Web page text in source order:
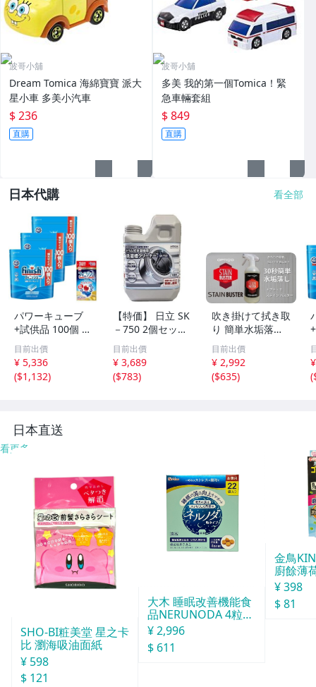
波哥小舖
Dream Tomica 海綿寶寶 派大
星小車 多美小汽車
$ 236
直購
波哥小舖
多美 我的第一個Tomica！緊
急車輛套組
$ 849
直購
日本代購 看全部
パワーキューブ
+試供品 100個 ×3
袋 食洗機洗剤 フ
ィニッシュ タブ
レット パワーキ
ューブ 100個 ×3
目前出價
¥ 5,336
($1,132)
【特価】 日立 SK
－750 2個セット
750ｍｌ 洗濯槽ク
リーナー
目前出價
¥ 3,689
($783)
吹き掛けて拭き取
り 簡単水垢落し
オプティモ ステ
インバスター 500
ml Optimo Stain
Buster
目前出價
¥ 2,992
($635)
(
日本直送
看更多
SHO-BI粧美堂 星之卡
比 瀏海吸油面紙
¥ 598
$ 121
大木 睡眠改善機能食
品NERUNODA 4粒22
袋
¥ 2,996
$ 611
金鳥
廚餘薄
30天分
¥ 398
$ 81